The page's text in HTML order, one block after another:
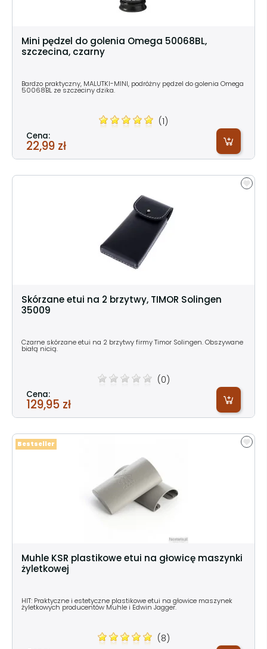
Mini pędzel do golenia Omega 50068BL,
szczecina, czarny
Bardzo praktyczny, MALUTKI-MINI, podróżny pędzel do golenia Omega
50068BL ze szczeciny dzika.
(1)
Cena:
22,99 zł
Skórzane etui na 2 brzytwy, TIMOR Solingen
35009
Czarne skórzane etui na 2 brzytwy firmy Timor Solingen. Obszywane
białą nicią.
(0)
Cena:
129,95 zł
Muhle KSR plastikowe etui na głowicę maszynki
żyletkowej
HIT: Praktyczne i estetyczne plastikowe etui na głowice maszynek
żyletkowych producentów Muhle i Edwin Jagger.
(8)
Bestseller